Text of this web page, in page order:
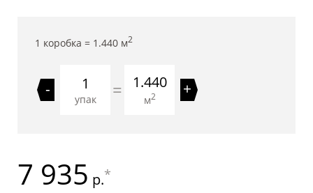
1 коробка = 1.440 м2
-
упак = 1.440
м2 +
7 935 р.*